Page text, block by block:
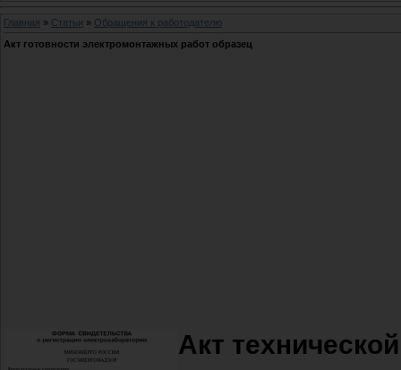
Главная » Статьи » Обращения к работодателю
Акт готовности электромонтажных работ образец
Акт